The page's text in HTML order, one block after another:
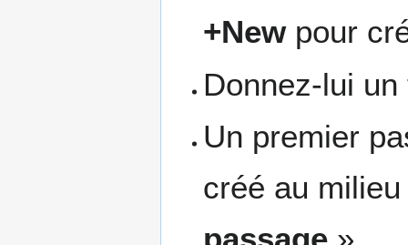
+Newpour
Donnez-lui
Un premier
créé au